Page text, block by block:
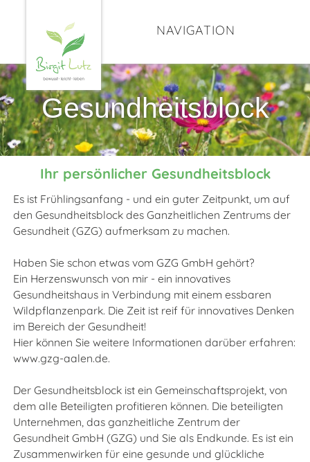
NAVIGATION
Gesundheitsblock
Ihr persönlicher Gesundheitsblock
Es ist Frühlingsanfang - und ein guter Zeitpunkt, um auf
den Gesundheitsblock des Ganzheitlichen Zentrums der
Gesundheit (GZG) aufmerksam zu machen.
Haben Sie schon etwas vom GZG GmbH gehört?
Ein Herzenswunsch von mir - ein innovatives
Gesundheitshaus in Verbindung mit einem essbaren
Wildpflanzenpark. Die Zeit ist reif für innovatives Denken
im Bereich der Gesundheit!
Hier können Sie weitere Informationen darüber erfahren:
www.gzg-aalen.de.
Der Gesundheitsblock ist ein Gemeinschaftsprojekt, von
dem alle Beteiligten profitieren können. Die beteiligten
Unternehmen, das ganzheitliche Zentrum der
Gesundheit GmbH (GZG) und Sie als Endkunde. Es ist ein
Zusammenwirken für eine gesunde und glückliche